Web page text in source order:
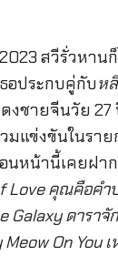
สวีรั่วหาน
อประกบคู่กับห
งชายจีนวัย 27
มแข่งขันในราย
นหน้านี้เคยฝา
Love คุณคือค
Galaxy ดาราจั
On You